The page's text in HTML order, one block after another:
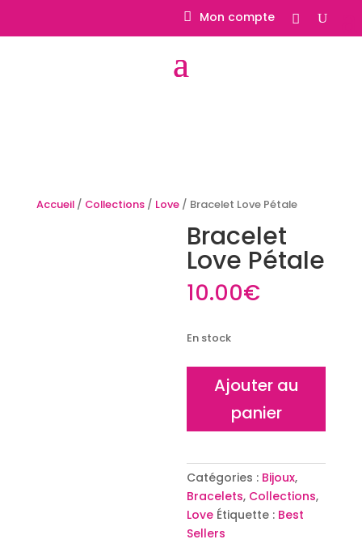
Mon compte
Accueil/ Collections/ Love/ Bracelet Love Pétale
Bracelet
Love Pétale
10.00€
En stock
quantité
Bracelet
Love
Ajouter au
panier
Catégories : Bijoux,
Bracelets, Collections,
Love Étiquette : Best
Sellers